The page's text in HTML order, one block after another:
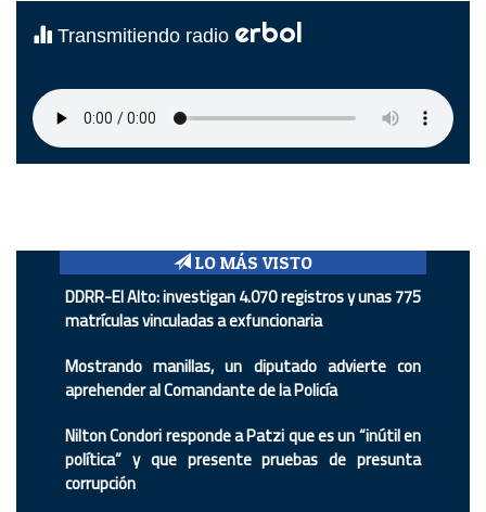
Transmitiendo radio erbol
LO MÁS VISTO
DDRR-El Alto: investigan 4.070 registros y unas 775
matrículas vinculadas a exfuncionaria
Mostrando manillas, un diputado advierte con
aprehender al Comandante de la Policía
Nilton Condori responde a Patzi que es un “inútil en
política” y que presente pruebas de presunta
corrupción